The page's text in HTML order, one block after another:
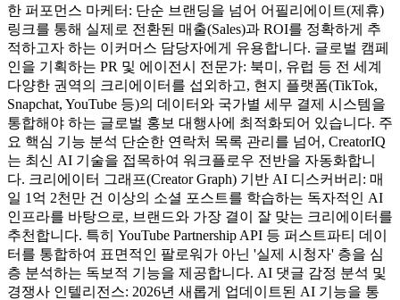
한 퍼포먼스 마케터: 단순 브랜딩을 넘어 어필리에이트(제휴)
링크를 통해 실제로 전환된 매출(Sales)과 ROI를 정확하게 추
적하고자 하는 이커머스 담당자에게 유용합니다. 글로벌 캠페
인을 기획하는 PR 및 에이전시 전문가: 북미, 유럽 등 전 세계
다양한 권역의 크리에이터를 섭외하고, 현지 플랫폼(TikTok,
Snapchat, YouTube 등)의 데이터와 국가별 세무 결제 시스템을
통합해야 하는 글로벌 홍보 대행사에 최적화되어 있습니다. 주
요 핵심 기능 분석 단순한 연락처 목록 관리를 넘어, CreatorIQ
는 최신 AI 기술을 접목하여 워크플로우 전반을 자동화합니
다. 크리에이터 그래프(Creator Graph) 기반 AI 디스커버리: 매
일 1억 2천만 건 이상의 소셜 포스트를 학습하는 독자적인 AI
인프라를 바탕으로, 브랜드와 가장 결이 잘 맞는 크리에이터를
추천합니다. 특히 YouTube Partnership API 등 퍼스트파티 데이
터를 통합하여 표면적인 팔로워가 아닌 '실제 시청자' 층을 심
층 분석하는 독보적 기능을 제공합니다. AI 댓글 감정 분석 및
경쟁사 인텔리전스: 2026년 새롭게 업데이트된 AI 기능을 통